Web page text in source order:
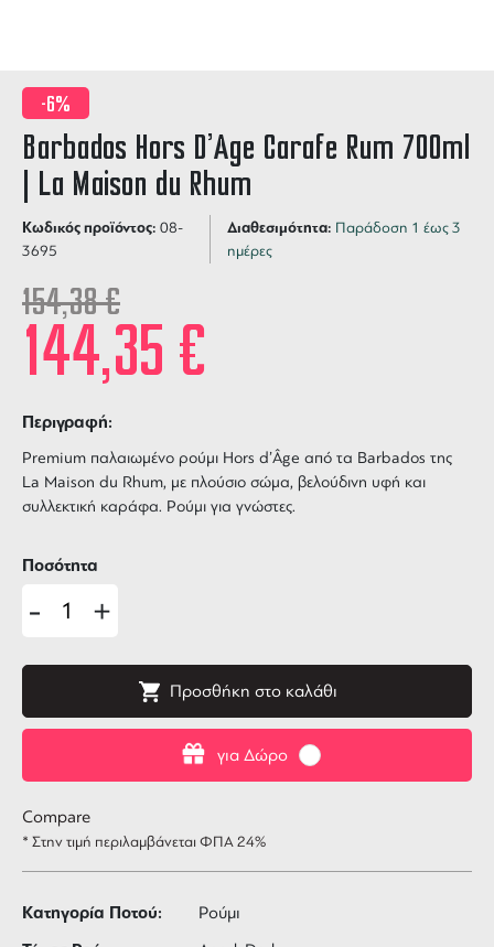
-6%
Barbados Hors D’Age Carafe Rum 700ml
| La Maison du Rhum
Κωδικός προϊόντος: 08-
3695
Διαθεσιμότητα: Παράδοση 1 έως 3
ημέρες
154,38€
144,35€
Περιγραφή:
Premium παλαιωμένο ρούμι Hors d’Âge από τα Barbados της
La Maison du Rhum, με πλούσιο σώμα, βελούδινη υφή και
συλλεκτική καράφα. Ρούμι για γνώστες.
για Δώρο
Ποσότητα
- +
Προσθήκη στο καλάθι
Compare
* Στην τιμή περιλαμβάνεται ΦΠΑ 24%
Κατηγορία Ποτού: Ρούμι